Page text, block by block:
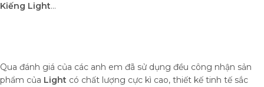
Kiếng Light…
Qua đánh giá của các anh em đã sử dụng đều công nhận sản
phẩm của Light có chất lượng cực kì cao, thiết kế tinh tế sắc